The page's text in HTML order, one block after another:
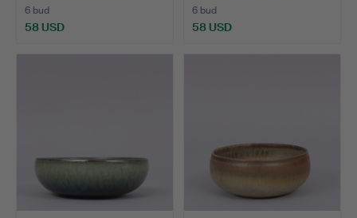
6 bud
58 USD
6 bud
58 USD